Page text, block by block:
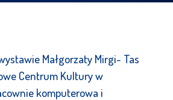
Małgorzaty Mirgi- Tas
Centrum Kultury w
komputerowa i